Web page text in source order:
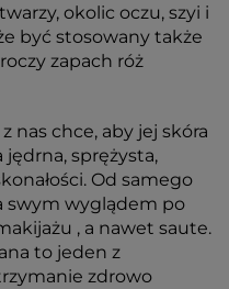
okolic oczu, szyi i
być stosowany także
zapach róż
nas chce, aby jej skóra
jędrna, sprężysta,
Od samego
swym wyglądem po
, a nawet saute.
to jeden z
zdrowo